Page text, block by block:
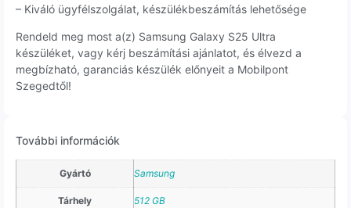
– Kiváló ügyfélszolgálat, készülékbeszámítás lehetősége
Rendeld meg most a(z) Samsung Galaxy S25 Ultra
készüléket, vagy kérj beszámítási ajánlatot, és élvezd a
megbízható, garanciás készülék előnyeit a Mobilpont
Szegedtől!
További információk
Gyártó Samsung
Tárhely 512 GB